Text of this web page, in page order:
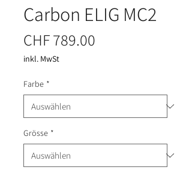
Carbon ELIG MC2
CHF 789.00
inkl. MwSt
Farbe *
Grösse *